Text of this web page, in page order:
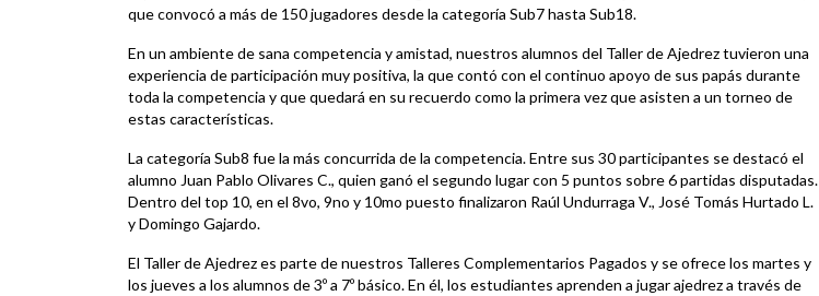
que convocó a más de 150 jugadores desde la categoría Sub7 hasta Sub18.
En un ambiente de sana competencia y amistad, nuestros alumnos del Taller de Ajedrez tuvieron una
experiencia de participación muy positiva, la que contó con el continuo apoyo de sus papás durante
toda la competencia y que quedará en su recuerdo como la primera vez que asisten a un torneo de
estas características.
La categoría Sub8 fue la más concurrida de la competencia. Entre sus 30 participantes se destacó el
alumno Juan Pablo Olivares C., quien ganó el segundo lugar con 5 puntos sobre 6 partidas disputadas.
Dentro del top 10, en el 8vo, 9no y 10mo puesto finalizaron Raúl Undurraga V., José Tomás Hurtado L.
y Domingo Gajardo.
El Taller de Ajedrez es parte de nuestros Talleres Complementarios Pagados y se ofrece los martes y
los jueves a los alumnos de 3º a 7º básico. En él, los estudiantes aprenden a jugar ajedrez a través de